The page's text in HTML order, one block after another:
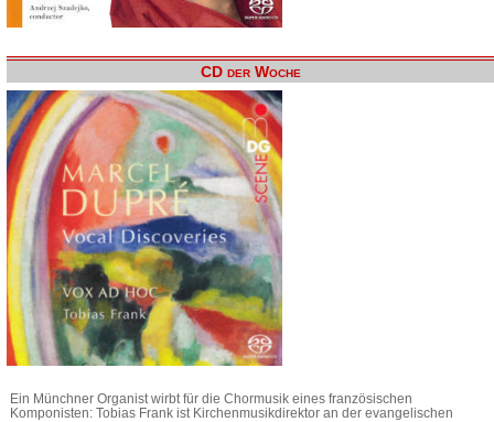
CD der Woche
Ein Münchner Organist wirbt für die Chormusik eines französischen
Komponisten: Tobias Frank ist Kirchenmusikdirektor an der evangelischen